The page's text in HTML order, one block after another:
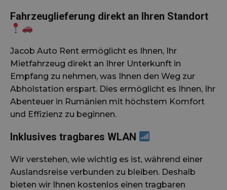
Fahrzeuglieferung direkt an Ihren Standort
Jacob Auto Rent ermöglicht es Ihnen, Ihr
Mietfahrzeug direkt an Ihrer Unterkunft in
Empfang zu nehmen, was Ihnen den Weg zur
Abholstation erspart. Dies ermöglicht es Ihnen, Ihr
Abenteuer in Rumänien mit höchstem Komfort
und Effizienz zu beginnen.
Inklusives tragbares WLAN
Wir verstehen, wie wichtig es ist, während einer
Auslandsreise verbunden zu bleiben. Deshalb
bieten wir Ihnen kostenlos einen tragbaren